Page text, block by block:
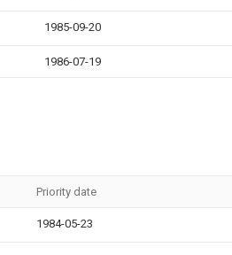
1985-09-20
1986-07-19
Priority date
1984-05-23